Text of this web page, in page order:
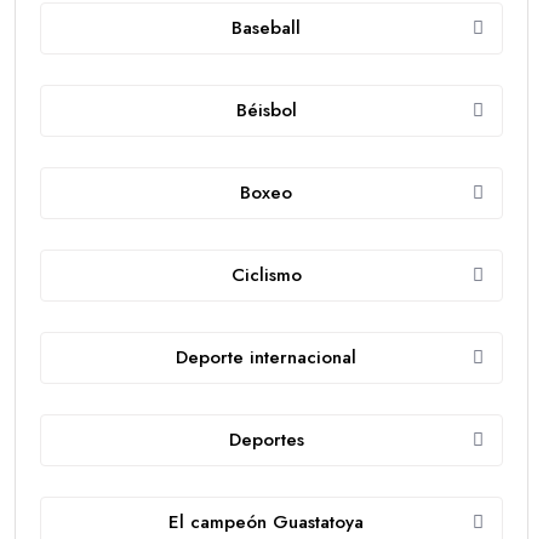
Baseball
Béisbol
Boxeo
Ciclismo
Deporte internacional
Deportes
El campeón Guastatoya